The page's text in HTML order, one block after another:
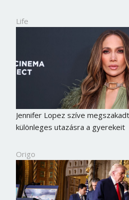
Life
Jennifer Lopez szíve
különleges utazásra a gyerekeit
Origo